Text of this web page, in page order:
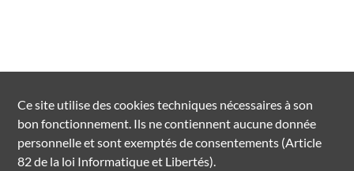
Ce site utilise descookiestechniques nécessaires à son
bon fonctionnement. Ils ne contiennent aucune donnée
personnelle et sont exemptés de consentements (Article
82 de la loi Informatique et Libertés).